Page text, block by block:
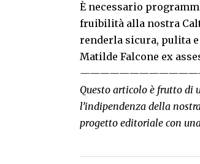
È necessario
fruibilità alla nostra
renderla sicura, pulita
Matilde Falcone ex
Questo articolo è frutto di
l’indipendenza della
progetto editoriale con